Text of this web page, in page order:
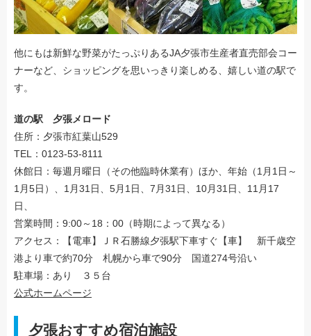
他にもは新鮮な野菜がたっぷりあるJA夕張市生産者直売部会コー
ナーなど、ショッピングを思いっきり楽しめる、嬉しい道の駅で
す。
道の駅 夕張メロード
住所：夕張市紅葉山529
TEL：0123-53-8111
休館日：毎週月曜日（その他臨時休業有）ほか、年始（1月1日～
1月5日）、1月31日、5月1日、7月31日、10月31日、11月17
日、
営業時間：9:00～18：00（時期によって異なる）
アクセス：【電車】ＪＲ石勝線夕張駅下車すぐ【車】 新千歳空
港より車で約70分 札幌から車で90分 国道274号沿い
駐車場：あり ３５台
公式ホームページ
夕張おすすめ宿泊施設